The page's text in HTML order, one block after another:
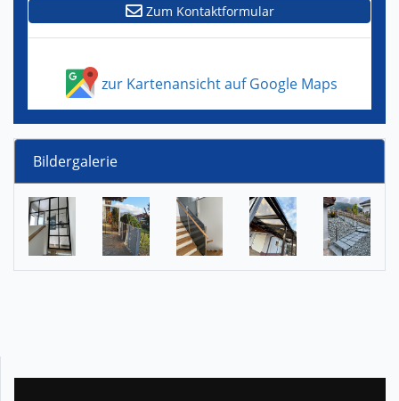
Zum Kontaktformular
zur Kartenansicht auf Google Maps
Bildergalerie